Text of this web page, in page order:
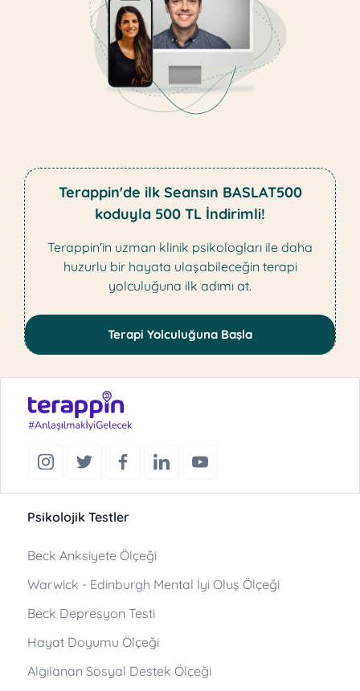
Terappin'de ilk Seansın BASLAT500
koduyla 500 TL İndirimli!
Terappin'in uzman klinik psikologları ile daha
huzurlu bir hayata ulaşabileceğin terapi
yolculuğuna ilk adımı at.
Terapi Yolculuğuna Başla
Psikolojik Testler
Beck Anksiyete Ölçeği
Warwick - Edinburgh Mental İyi Oluş Ölçeği
Beck Depresyon Testi
Hayat Doyumu Ölçeği
Algılanan Sosyal Destek Ölçeği